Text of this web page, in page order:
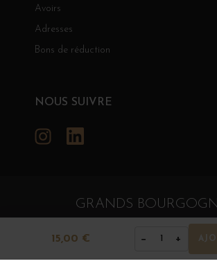
15,00 € − 1 +
Avoirs
Adresses
Bons de réduction
NOUS SUIVRE
Instagram
GRANDS
© Grands Bourgognes 2026